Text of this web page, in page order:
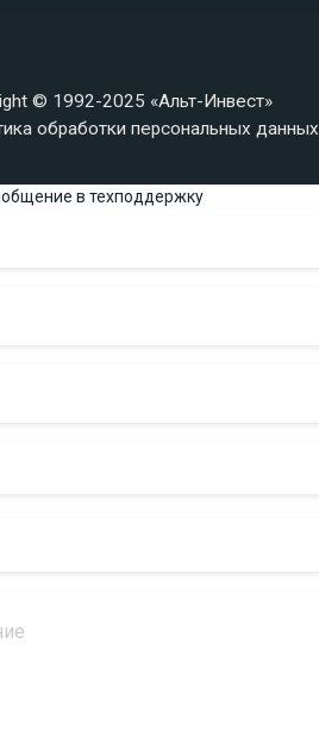
© 1992-2025 «Альт-Инвест»
обработки персональных данных
в техподдержку